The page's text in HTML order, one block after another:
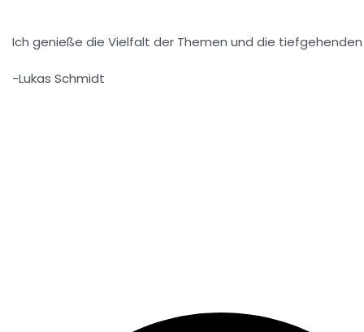
Ich genieße die Vielfalt der Themen und die
-Lukas Schmidt